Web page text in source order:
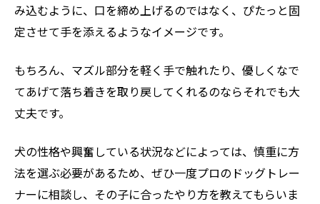
み込むように、口を締め上げるのではなく、ぴたっと固
定させて手を添えるようなイメージです。
もちろん、マズル部分を軽く手で触れたり、優しくなで
てあげて落ち着きを取り戻してくれるのならそれでも大
丈夫です。
犬の性格や興奮している状況などによっては、慎重に方
法を選ぶ必要があるため、ぜひ一度プロのドッグトレー
ナーに相談し、その子に合ったやり方を教えてもらいま